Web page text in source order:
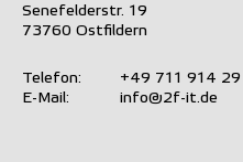
Senefelderstr. 19
73760 Ostfildern
Telefon:
+49 711 914
E-Mail:
info@2f-it.de